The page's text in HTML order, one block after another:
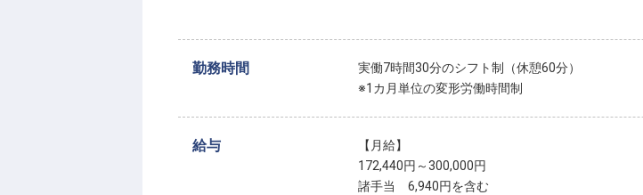
勤務時間
実働7時間30分のシフト制（休憩60分）
※1カ月単位の変形労働時間制
給与
【月給】
172,440円～300,000円
諸手当 6,940円を含む